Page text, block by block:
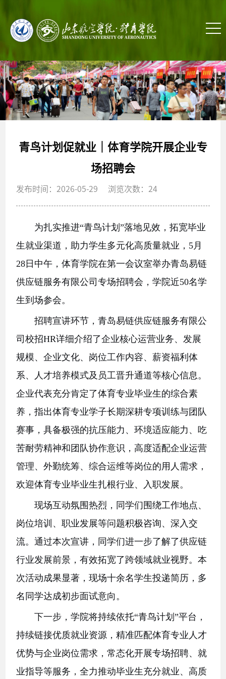
青鸟计划促就业｜体育学院开展企业专
场招聘会
发布时间：2026-05-29 浏览次数：24
为扎实推进“青鸟计划”落地见效，拓宽毕业
生就业渠道，助力学生多元化高质量就业，5月
28日中午，体育学院在第一会议室举办青岛易链
供应链服务有限公司专场招聘会，学院近50名学
生到场参会。
招聘宣讲环节，青岛易链供应链服务有限公
司校招HR详细介绍了企业核心运营业务、发展
规模、企业文化、岗位工作内容、薪资福利体
系、人才培养模式及员工晋升通道等核心信息。
企业代表充分肯定了体育专业毕业生的综合素
养，指出体育专业学子长期深耕专项训练与团队
赛事，具备极强的抗压能力、环境适应能力、吃
苦耐劳精神和团队协作意识，高度适配企业运营
管理、外勤统筹、综合运维等岗位的用人需求，
欢迎体育专业毕业生扎根行业、入职发展。
现场互动氛围热烈，同学们围绕工作地点、
岗位培训、职业发展等问题积极咨询、深入交
流。通过本次宣讲，同学们进一步了解了供应链
行业发展前景，有效拓宽了跨领域就业视野。本
次活动成果显著，现场十余名学生投递简历，多
名同学达成初步面试意向。
下一步，学院将持续依托“青鸟计划”平台，
持续链接优质就业资源，精准匹配体育专业人才
优势与企业岗位需求，常态化开展专场招聘、就
业指导等服务，全力推动毕业生充分就业、高质